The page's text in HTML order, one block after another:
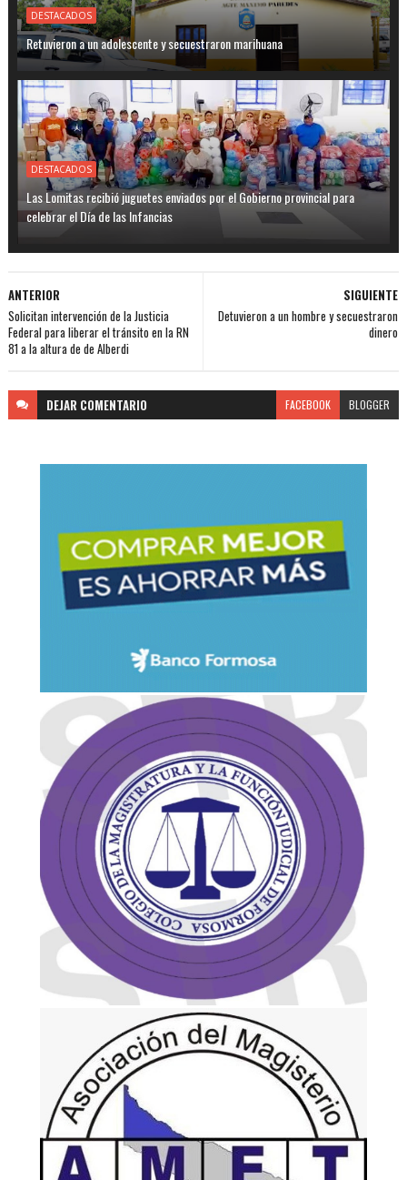
DESTACADOS
Retuvieron a un adolescente y secuestraron marihuana
DESTACADOS
Las Lomitas recibió juguetes enviados por el Gobierno provincial para
celebrar el Día de las Infancias
SIGUIENTE
Detuvieron a un hombre y secuestraron
dinero
ANTERIOR
Solicitan intervención de la Justicia
Federal para liberar el tránsito en la RN
81 a la altura de de Alberdi
DEJAR COMENTARIO FACEBOOK BLOGGER